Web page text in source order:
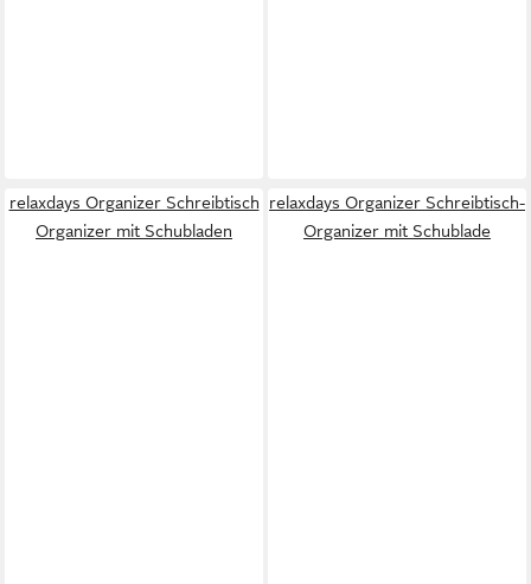
relaxdays Organizer Schreibtisch
Organizer mit Schubladen
relaxdays Organizer Schreibtisch-
Organizer mit Schublade